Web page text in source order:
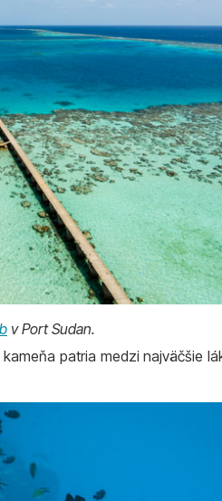
v Port Sudan.
patria medzi najväčšie